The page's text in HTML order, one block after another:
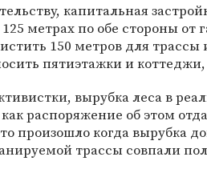
капитальная
метрах по обе стороны от
150 метров для трассы
пятиэтажки и
вырубка леса в
распоряжение об этом
произошло когда вырубка
трассы совпали